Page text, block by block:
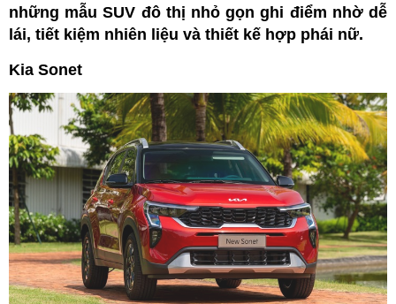
những mẫu SUV đô thị nhỏ gọn ghi điểm nhờ dễ
lái, tiết kiệm nhiên liệu và thiết kế hợp phái nữ.
Kia Sonet